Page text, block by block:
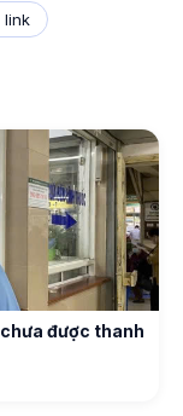
link
được thanh